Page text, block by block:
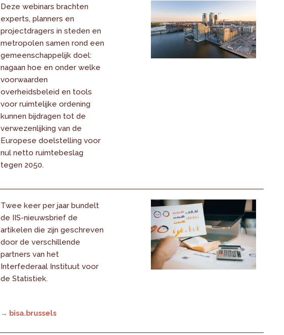
Deze webinars brachten
experts, planners en
projectdragers in steden en
metropolen samen rond een
gemeenschappelijk doel:
nagaan hoe en onder welke
voorwaarden
overheidsbeleid en tools
voor ruimtelijke ordening
kunnen bijdragen tot de
verwezenlijking van de
Europese doelstelling voor
nul netto ruimtebeslag
tegen 2050.
Twee keer per jaar bundelt
de IIS-nieuwsbrief de
artikelen die zijn geschreven
door de verschillende
partners van het
Interfederaal Instituut voor
de Statistiek.
→ bisa.brussels